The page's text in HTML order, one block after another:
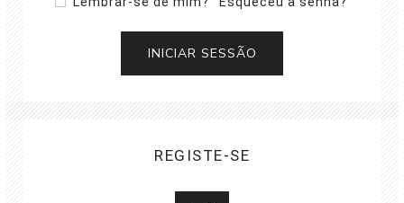
REGISTE-SE